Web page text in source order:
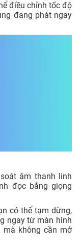
điều chỉnh tốc độ
đang phát ngay
âm thanh linh
đọc bằng giọng
có thể tạm dừng,
ngay từ màn hình
mà không cần mở